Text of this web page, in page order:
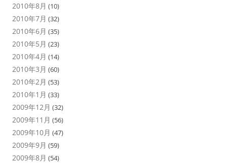
2010年8月 (10)
2010年7月 (32)
2010年6月 (35)
2010年5月 (23)
2010年4月 (14)
2010年3月 (60)
2010年2月 (53)
2010年1月 (33)
2009年12月 (32)
2009年11月 (56)
2009年10月 (47)
2009年9月 (59)
2009年8月 (54)